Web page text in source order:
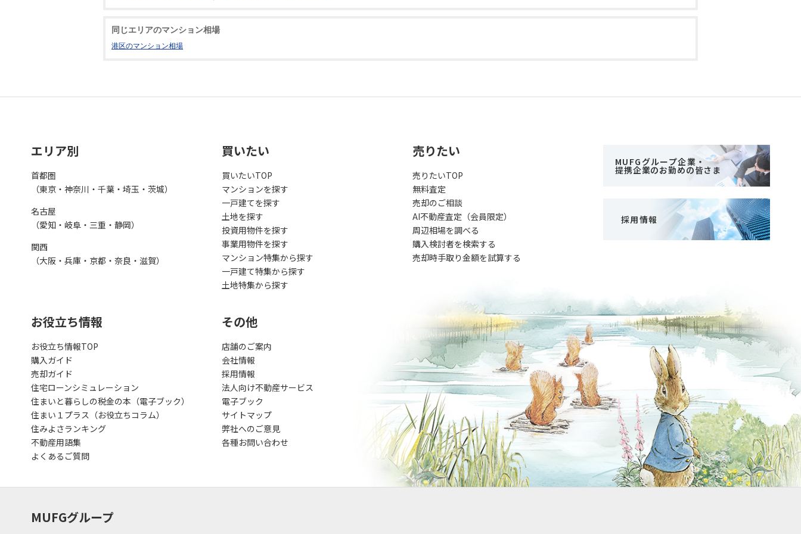
同じエリアのマンション相場
港区のマンション相場
エリア別
首都圏
（東京・神奈川・千葉・埼玉・茨城）
名古屋
（愛知・岐阜・三重・静岡）
関西
（大阪・兵庫・京都・奈良・滋賀）
買いたい
買いたいTOP
マンションを探す
一戸建てを探す
土地を探す
投資用物件を探す
事業用物件を探す
マンション特集から探す
一戸建て特集から探す
土地特集から探す
売りたい
売りたいTOP
無料査定
売却のご相談
AI不動産査定（会員限定）
周辺相場を調べる
購入検討者を検索する
売却時手取り金額を試算する
MUFGグループ企業・
提携企業のお勤めの皆さま
採用情報
お役立ち情報
お役立ち情報TOP
購入ガイド
売却ガイド
住宅ローンシミュレーション
住まいと暮らしの税金の本（電子ブック）
住まい１プラス（お役立ちコラム）
住みよさランキング
不動産用語集
よくあるご質問
その他
店舗のご案内
会社情報
採用情報
法人向け不動産サービス
電子ブック
サイトマップ
弊社へのご意見
各種お問い合わせ
MUFGグループ